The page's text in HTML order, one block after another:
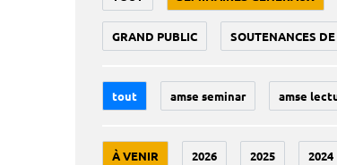
GRAND PUBLIC SOUTENANCES
tout amse seminar amse
À VENIR 2026 2025 2024